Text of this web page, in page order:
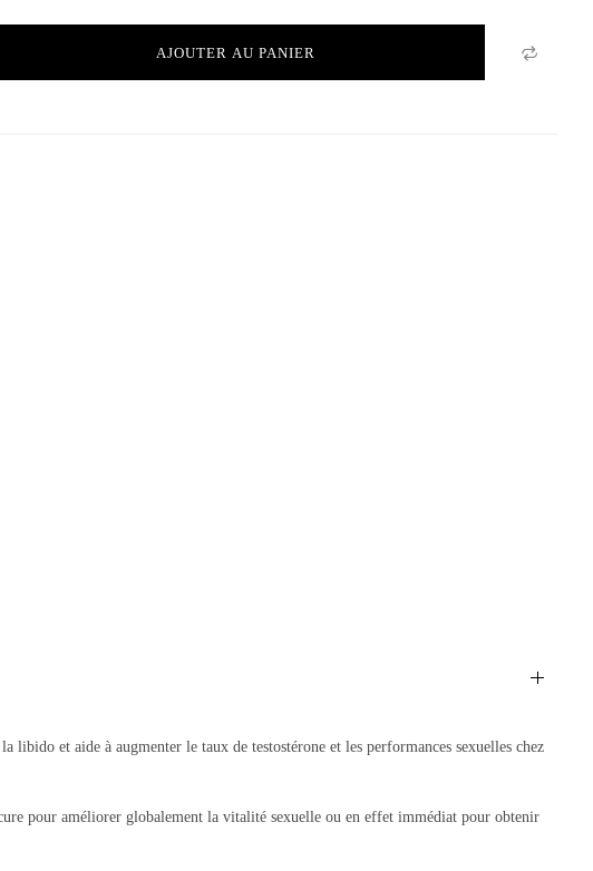
AJOUTER AU PANIER
et aide à augmenter le taux de testostérone et les performances sexuelles chez
pour améliorer globalement la vitalité sexuelle ou en effet immédiat pour obtenir